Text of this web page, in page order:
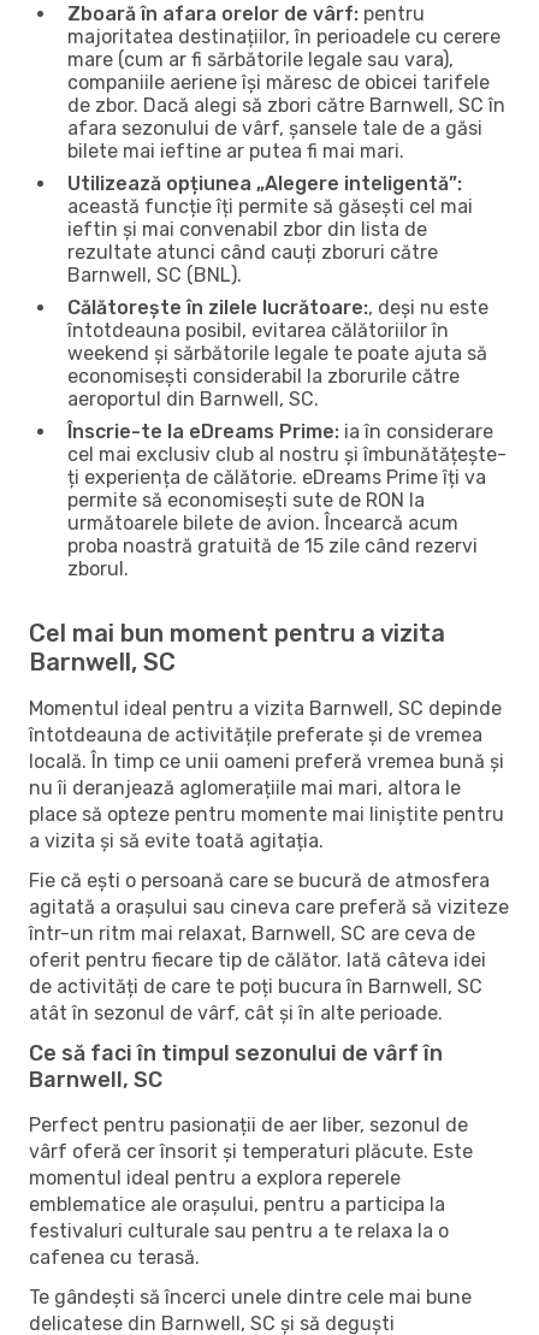
Zboară în afara orelor de vârf: pentru
majoritatea destinațiilor, în perioadele cu cerere
mare (cum ar fi sărbătorile legale sau vara),
companiile aeriene își măresc de obicei tarifele
de zbor. Dacă alegi să zbori către Barnwell, SC în
afara sezonului de vârf, șansele tale de a găsi
bilete mai ieftine ar putea fi mai mari.
Utilizează opțiunea „Alegere inteligentă”:
această funcție îți permite să găsești cel mai
ieftin și mai convenabil zbor din lista de
rezultate atunci când cauți zboruri către
Barnwell, SC (BNL).
Călătorește în zilele lucrătoare:, deși nu este
întotdeauna posibil, evitarea călătoriilor în
weekend și sărbătorile legale te poate ajuta să
economisești considerabil la zborurile către
aeroportul din Barnwell, SC.
Înscrie-te la eDreams Prime: ia în considerare
cel mai exclusiv club al nostru și îmbunătățește-
ți experiența de călătorie. eDreams Prime îți va
permite să economisești sute de RON la
următoarele bilete de avion. Încearcă acum
proba noastră gratuită de 15 zile când rezervi
zborul.
Cel mai bun moment pentru a vizita
Barnwell, SC
Momentul ideal pentru a vizita Barnwell, SC depinde
întotdeauna de activitățile preferate și de vremea
locală. În timp ce unii oameni preferă vremea bună și
nu îi deranjează aglomerațiile mai mari, altora le
place să opteze pentru momente mai liniștite pentru
a vizita și să evite toată agitația.
Fie că ești o persoană care se bucură de atmosfera
agitată a orașului sau cineva care preferă să viziteze
într-un ritm mai relaxat, Barnwell, SC are ceva de
oferit pentru fiecare tip de călător. Iată câteva idei
de activități de care te poți bucura în Barnwell, SC
atât în ​​sezonul de vârf, cât și în alte perioade.
Ce să faci în timpul sezonului de vârf în
Barnwell, SC
Perfect pentru pasionații de aer liber, sezonul de
vârf oferă cer însorit și temperaturi plăcute. Este
momentul ideal pentru a explora reperele
emblematice ale orașului, pentru a participa la
festivaluri culturale sau pentru a te relaxa la o
cafenea cu terasă.
Te gândești să încerci unele dintre cele mai bune
delicatese din Barnwell, SC și să deguști